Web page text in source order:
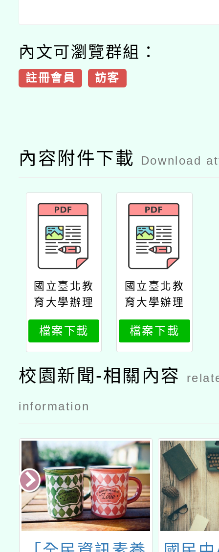
內文可瀏覽群組：
註冊會員 訪客
內容附件下載 Download
國立臺北教
育大學辦理
114年度「b
2pbl教學應
用工作坊」
檔案下載
國立臺北教
育大學辦理
114年度「b
2pbl教學應
用工作坊」
公文
檔案下載
校園新聞-相關內容
information